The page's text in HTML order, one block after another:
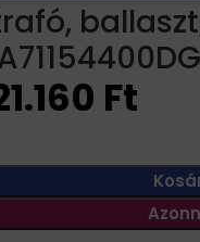
Ft